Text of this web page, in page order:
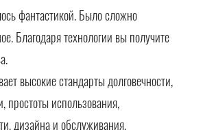
фантастикой. Было сложно
Благодаря технологии вы получите
высокие стандарты долговечности,
простоты использования,
дизайна и обслуживания.